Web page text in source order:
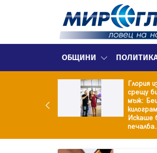
ОБЩИНИ
Глория
срещу
мъж:
Искаше